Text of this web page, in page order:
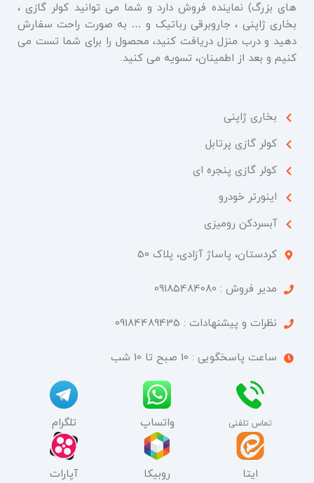
های بزرگ) نماینده فروش دارد و شما می توانید کولر گازی ،
بخاری ژاپنی ، جاروبرقی رباتیک و … به صورت راحت سفارش
دهید و درب منزل دریافت کنید، محصول را برای شما تست می
کنیم و بعد از اطمینان، تسویه می کنید.
بخاری ژاپنی
کولر گازی پرتابل
کولر گازی پنجره ای
اینورتر خودرو
آبسردکن رومیزی
کردستان، پاساژ آزادی، پلاک 50​
مدیر فروش : 09185484080
نظرات و پیشنهادات : 09184489435
ساعت پاسخگویی : 10 صبح تا 10 شب
تماس تلفنی واتساپ تلگرام
ایتا روبیکا آپارات